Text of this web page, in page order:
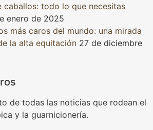
caballos: todo lo que necesitas
enero de 2025
más caros del mundo: una mirada
la alta equitación 27 de diciembre
de todas las noticias que rodean el
y la guarnicionería.